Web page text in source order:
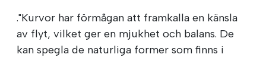
."Kurvor har förmågan att framkalla en känsla
av flyt, vilket ger en mjukhet och balans. De
kan spegla de naturliga former som finns i